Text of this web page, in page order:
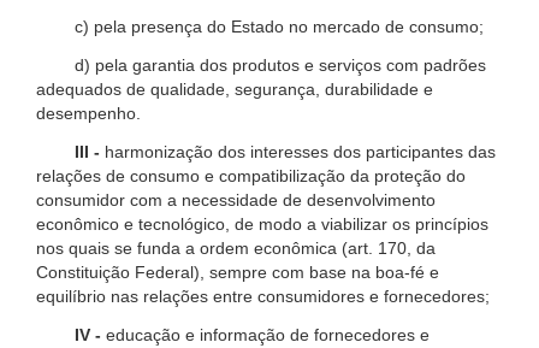
c) pela presença do Estado no mercado de consumo;
d) pela garantia dos produtos e serviços com padrões
adequados de qualidade, segurança, durabilidade e
desempenho.
III - harmonização dos interesses dos participantes das
relações de consumo e compatibilização da proteção do
consumidor com a necessidade de desenvolvimento
econômico e tecnológico, de modo a viabilizar os princípios
nos quais se funda a ordem econômica (art. 170, da
Constituição Federal), sempre com base na boa-fé e
equilíbrio nas relações entre consumidores e fornecedores;
IV - educação e informação de fornecedores e